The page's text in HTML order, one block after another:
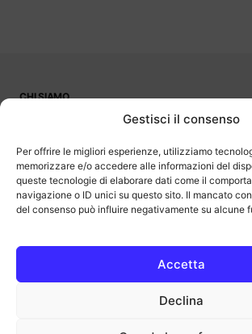
Gestisci il consenso
Per offrire le migliori esperienze, utilizziamo
memorizzare e/o accedere alle informazioni del
queste tecnologie di elaborare dati come il
navigazione o ID unici su questo sito. Il mancato
del consenso può influire negativamente su alcune
Accetta
Declina
CHI SIAMO
OutOfBit
programma di affiliazione che consente ai siti di
commissione pubblicitaria pubblicizzando e
Amazon.it. Amazon e il logo Amazon sono marchi
Amazon.com, Inc. o delle sue affiliate.
COPYRIGHT © 2013-2025 OUTOFBIT P.IVA